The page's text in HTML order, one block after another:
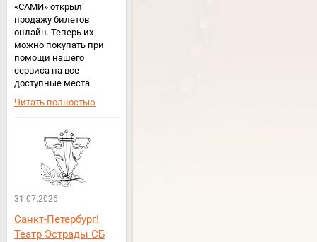
«САМИ» открыл
продажу билетов
онлайн. Теперь их
можно покупать при
помощи нашего
сервиса на все
доступные места.
Читать полностью
31.07.2026
Санкт-Петербург!
Театр Эстрады СБ